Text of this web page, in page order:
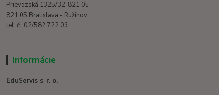
Prievozská 1325/32, 821 05
821 05 Bratislava - Ružinov
tel. č.: 02/582 722 03
Informácie
EduServis s. r. o.